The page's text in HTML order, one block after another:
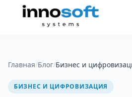
Главная/Блог/Бизнес и
БИЗНЕС И ЦИФРОВИЗАЦИЯ